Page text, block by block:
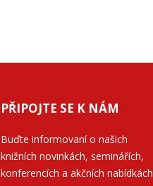
PŘIPOJTE SE K NÁM
Buďte informovaní o našich
knižních novinkách, seminářích,
konferencích a akčních nabídkách